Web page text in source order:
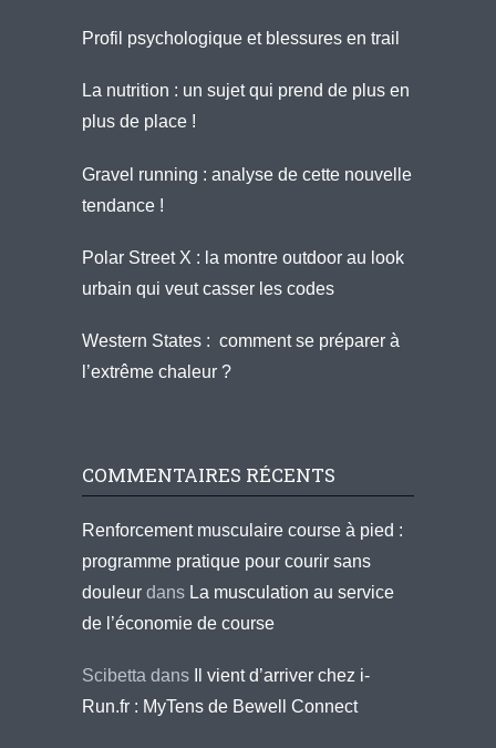
Profil psychologique et blessures en trail
La nutrition : un sujet qui prend de plus en
plus de place !
Gravel running : analyse de cette nouvelle
tendance !
Polar Street X : la montre outdoor au look
urbain qui veut casser les codes
Western States : comment se préparer à
l’extrême chaleur ?
COMMENTAIRES RÉCENTS
Renforcement musculaire course à pied :
programme pratique pour courir sans
douleur dans La musculation au service
de l’économie de course
Scibetta dans
Il vient d’arriver chez i-
Run.fr : MyTens de Bewell Connect